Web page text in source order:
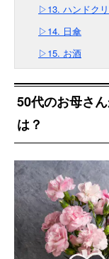
▷13. ハンドク
▷14. 日傘
▷15. お酒
50代のお母さ
は？